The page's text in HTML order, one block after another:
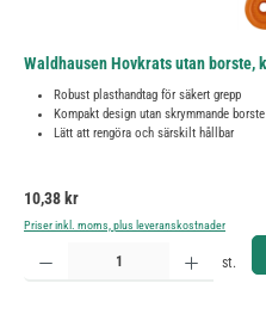
Waldhausen Hovkrats utan borste,
Robust plasthandtag för säkert grepp
Kompakt design utan skrymmande borste
Lätt att rengöra och särskilt hållbar
Ordinarie pris:
10,38 kr
Priser inkl. moms, plus leveranskostnader
Produktkvantitet: Ange önskat belopp eller
st.